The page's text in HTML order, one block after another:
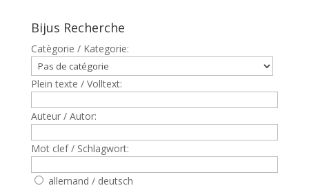
Bijus Recherche
Catègorie / Kategorie:
Plein texte / Volltext:
Auteur / Autor:
Mot clef / Schlagwort:
allemand / deutsch